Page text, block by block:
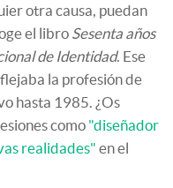
otra causa, puedan
el libro Sesenta años
de Identidad. Ese
la profesión de
hasta 1985. ¿Os
como "diseñador
realidades" en el